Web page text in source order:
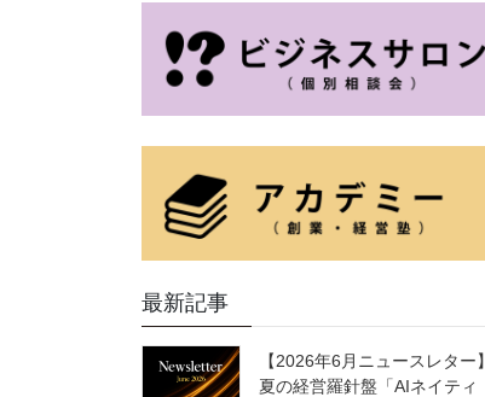
最新記事
【2026年6月ニュースレター】
夏の経営羅針盤「AIネイティ